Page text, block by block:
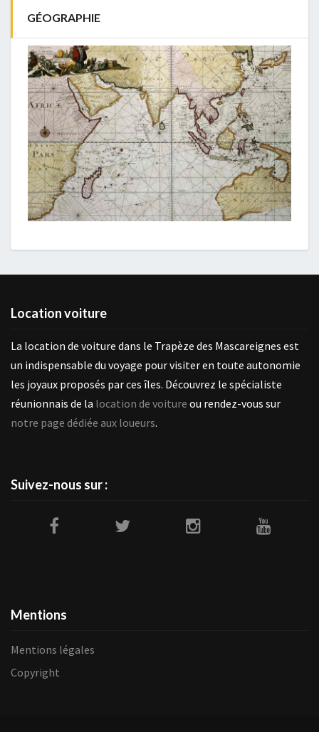
GÉOGRAPHIE
Location voiture
La location de voiture dans le Trapèze des Mascareignes est
un indispensable du voyage pour visiter en toute autonomie
les joyaux proposés par ces îles. Découvrez le spécialiste
réunionnais de la location de voiture ou rendez-vous sur
notre page dédiée aux loueurs.
Suivez-nous sur :
Mentions
Mentions légales
Copyright